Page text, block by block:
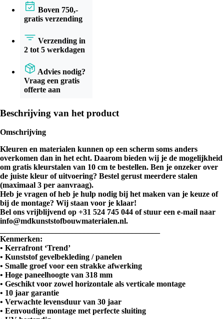
Boven 750,-
gratis verzending
Verzending in
2 tot 5 werkdagen
Advies nodig?
Vraag een gratis
offerte aan
Beschrijving van het product
Omschrijving
Kleuren en materialen kunnen op een scherm soms anders
overkomen dan in het echt. Daarom bieden wij je de mogelijkheid
om gratis kleurstalen van 10 cm te bestellen. Ben je onzeker over
de juiste kleur of uitvoering? Bestel gerust meerdere stalen
(maximaal 3 per aanvraag).
Heb je vragen of heb je hulp nodig bij het maken van je keuze of
bij de montage? Wij staan voor je klaar!
Bel ons vrijblijvend op +31 524 745 044 of stuur een e-mail naar
info@mdkunststofbouwmaterialen.nl.
Kenmerken:
• Kerrafront ‘Trend’
• Kunststof gevelbekleding / panelen
• Smalle groef voor een strakke afwerking
• Hoge paneelhoogte van 318 mm
• Geschikt voor zowel horizontale als verticale montage
• 10 jaar garantie
• Verwachte levensduur van 30 jaar
• Eenvoudige montage met perfecte sluiting